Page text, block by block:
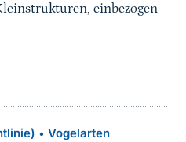
einbezogen
• Vogelarten